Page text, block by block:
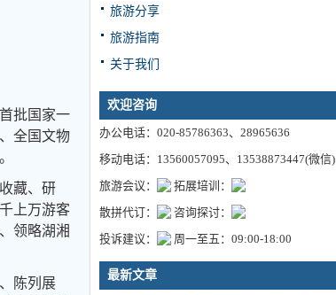
批国家一
全国文物
藏、研
上万游客
领略湖湘
陈列展
旅游分享
旅游指南
关于我们
欢迎咨询
办公电话：020-85786363、28965636
移动电话：13560057095、13538873447(微信)
旅游会议：
拓展培训：
散拼代订：
咨询探讨：
投诉建议：
周一至五：09:00-18:00
最新文章